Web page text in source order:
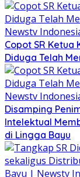
Copot SR Ketua
Diduga Telah
Disamping
Intelektual
di Lingga Bayu